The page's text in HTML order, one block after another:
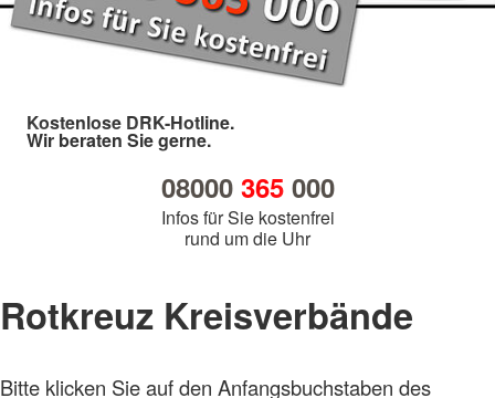
Kostenlose DRK-Hotline.
Wir beraten Sie gerne.
08000 365000
Infos für Sie kostenfrei
rund um die Uhr
Rotkreuz Kreisverbände
Bitte klicken Sie auf den Anfangsbuchstaben des